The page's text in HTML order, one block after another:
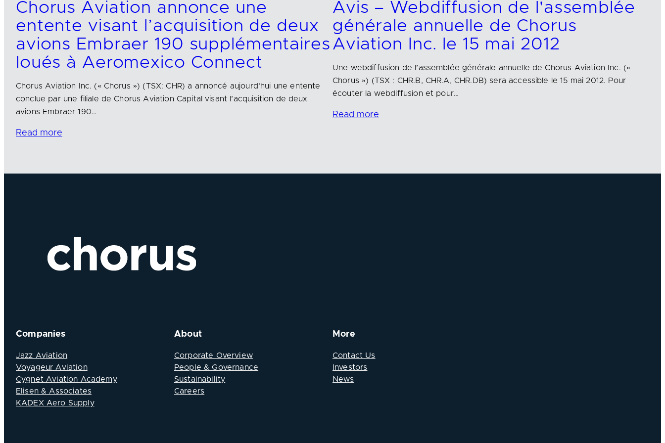
Chorus Aviation annonce une
entente visant l’acquisition de deux
avions Embraer 190 supplémentaires
loués à Aeromexico Connect
Chorus Aviation Inc. (« Chorus ») (TSX: CHR) a annoncé aujourd’hui une entente
conclue par une filiale de Chorus Aviation Capital visant l’acquisition de deux
avions Embraer 190…
Read more
Avis – Webdiffusion de l'assemblée
générale annuelle de Chorus
Aviation Inc. le 15 mai 2012
Une webdiffusion de l’assemblée générale annuelle de Chorus Aviation Inc. («
Chorus ») (TSX : CHR.B, CHR.A, CHR.DB) sera accessible le 15 mai 2012. Pour
écouter la webdiffusion et pour…
Read more
Companies
Jazz Aviation
Voyageur Aviation
Cygnet Aviation Academy
Elisen & Associates
KADEX Aero Supply
About
Corporate Overview
People & Governance
Sustainability
Careers
More
Contact Us
Investors
News